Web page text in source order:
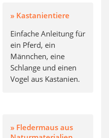
» Kastanientiere
Einfache Anleitung für
ein Pferd, ein
Männchen, eine
Schlange und einen
Vogel aus Kastanien.
» Fledermaus aus